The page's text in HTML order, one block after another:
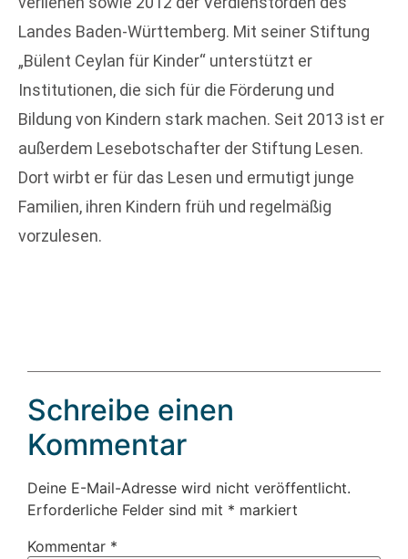
Landes Baden-Württemberg. Mit seiner Stiftung
„Bülent Ceylan für Kinder“ unterstützt er
Institutionen, die sich für die Förderung und
Bildung von Kindern stark machen. Seit 2013 ist er
außerdem Lesebotschafter der Stiftung Lesen.
Dort wirbt er für das Lesen und ermutigt junge
Familien, ihren Kindern früh und regelmäßig
vorzulesen.
Schreibe einen
Kommentar
Deine E-Mail-Adresse wird nicht veröffentlicht.
Erforderliche Felder sind mit * markiert
Kommentar *